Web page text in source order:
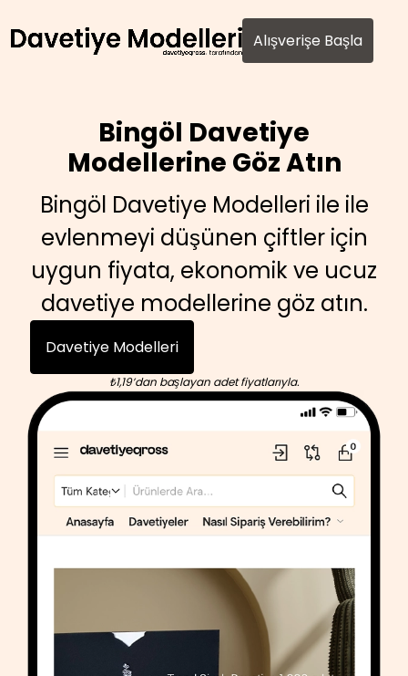
Alışverişe Başla
Bingöl Davetiye
Modellerine Göz Atın
Bingöl Davetiye Modelleri ile ile
evlenmeyi düşünen çiftler için
uygun fiyata, ekonomik ve ucuz
davetiye modellerine göz atın.
Davetiye Modelleri
₺1,19’dan başlayan adet fiyatlarıyla.